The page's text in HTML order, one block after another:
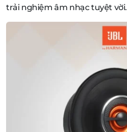
trải nghiệm âm nhạc tuyệt vời.